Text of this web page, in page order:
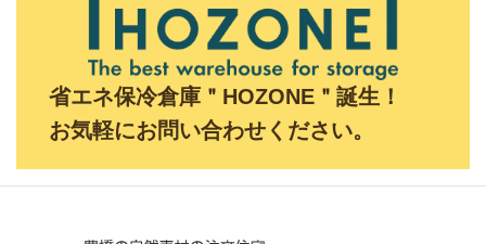
省エネ保冷倉庫＂HOZONE＂誕生！
お気軽にお問い合わせください。